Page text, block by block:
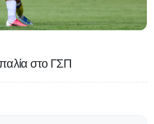
στο ΓΣΠ